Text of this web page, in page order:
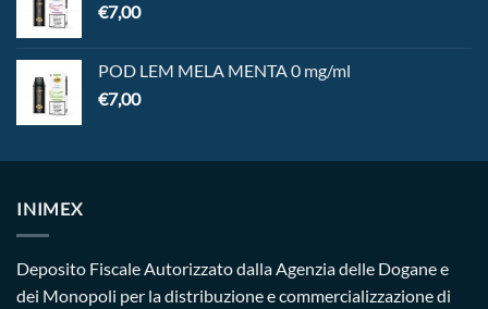
€7,00
POD LEM MELA MENTA 0 mg/ml
€7,00
INIMEX
Deposito Fiscale Autorizzato dalla Agenzia delle Dogane e
dei Monopoli per la distribuzione e commercializzazione di